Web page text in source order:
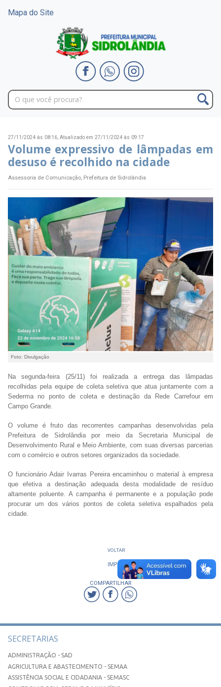
Mapa do Site
27/11/2024 às 08:16, Atualizado em 27/11/2024 às 09:17
Volume expressivo de lâmpadas em
desuso é recolhido na cidade
Assessoria de Comunicação, Prefeitura de Sidrolândia
Foto: Divulgação
Na segunda-feira (25/11) foi realizada a entrega das lâmpadas
recolhidas pela equipe de coleta seletiva que atua juntamente com a
Sederma no ponto de coleta e destinação da Rede Carrefour em
Campo Grande.
O volume é fruto das recorrentes campanhas desenvolvidas pela
Prefeitura de Sidrolândia por meio da Secretaria Municipal de
Desenvolvimento Rural e Meio Ambiente, com suas diversas parcerias
com o comércio e outros setores organizados da sociedade.
O funcionário Adair Ivarras Pereira encaminhou o material à empresa
que efetiva a destinação adequada desta modalidade de resíduo
altamente poluente. A campanha é permanente e a população pode
procurar um dos vários pontos de coleta seletiva espalhados pela
cidade.
VOLTAR
IMPRIMIR
COMPARTILHAR
SECRETARIAS
ADMINISTRAÇÃO - SAD
AGRICULTURA E ABASTECIMENTO - SEMAA
ASSISTÊNCIA SOCIAL E CIDADANIA - SEMASC